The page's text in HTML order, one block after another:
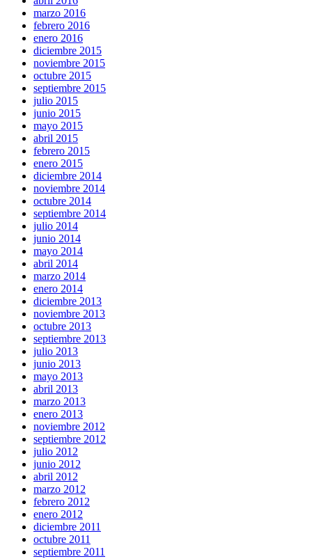
marzo 2016
febrero 2016
enero 2016
diciembre 2015
noviembre 2015
octubre 2015
septiembre 2015
julio 2015
junio 2015
mayo 2015
abril 2015
febrero 2015
enero 2015
diciembre 2014
noviembre 2014
octubre 2014
septiembre 2014
julio 2014
junio 2014
mayo 2014
abril 2014
marzo 2014
enero 2014
diciembre 2013
noviembre 2013
octubre 2013
septiembre 2013
julio 2013
junio 2013
mayo 2013
abril 2013
marzo 2013
enero 2013
noviembre 2012
septiembre 2012
julio 2012
junio 2012
abril 2012
marzo 2012
febrero 2012
enero 2012
diciembre 2011
octubre 2011
septiembre 2011